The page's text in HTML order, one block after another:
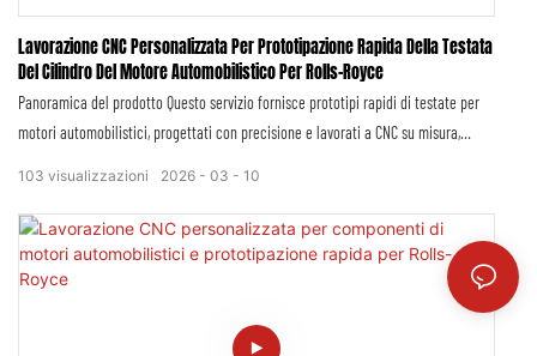
Lavorazione CNC Personalizzata Per Prototipazione Rapida Della Testata
Del Cilindro Del Motore Automobilistico Per Rolls-Royce
Panoramica del prodotto Questo servizio fornisce prototipi rapidi di testate per
motori automobilistici, progettati con precisione e lavorati a CNC su misura,
Sfruttando la lavorazione CNC a 5 assi avanzata, leghe aerospaziali di alta qualità
e una produzione con tolleranze rigorose, realizziamo prototipi di testate
completamente funzionali che replicano la geometria di produzione, la dinamica
del flusso delle luci e le prestazioni di tenuta, fondamentali per lo sviluppo, la
convalida e l'ottimizzazione delle prestazioni dei motori Rolls-Royce.
2026 03 10
103 visualizzazioni